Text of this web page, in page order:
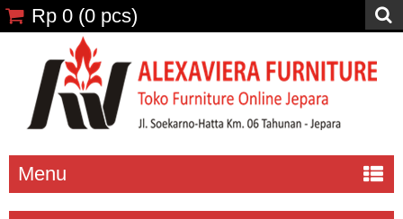
Rp 0 (0 pcs)
Menu